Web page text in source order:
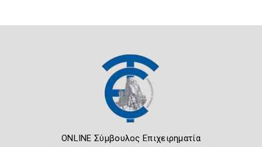
ONLINE Σύμβουλος Επιχειρηματία